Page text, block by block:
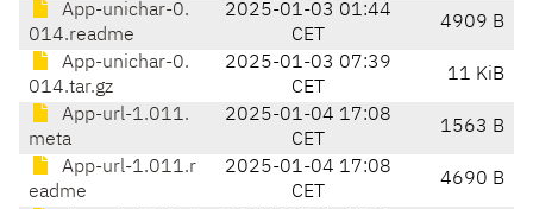
App-unichar-0.
014.readme
2025-01-03 01:44
CET
4909 B
App-unichar-0.
014.tar.gz
2025-01-03 07:39
CET
11 KiB
App-url-1.011.
meta
2025-01-04 17:08
CET
1563 B
App-url-1.011.r
eadme
2025-01-04 17:08
CET
4690 B